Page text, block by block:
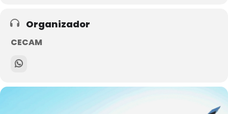
Organizador
CECAM